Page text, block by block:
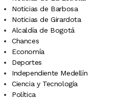
Noticias de Barbosa
Noticias de Girardota
Alcaldía de Bogotá
Chances
Economía
Deportes
Independiente Medellín
Ciencia y Tecnología
Política